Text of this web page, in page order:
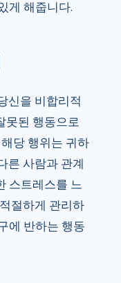
게 해줍니다.
신을 비합리적
못된 행동으로
당 행위는 귀하
른 사람과 관계
스트레스를 느
절하게 관리하
에 반하는 행동